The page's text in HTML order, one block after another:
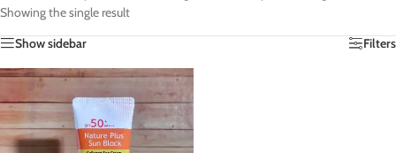
Showing the single result
Show sidebar
Filters